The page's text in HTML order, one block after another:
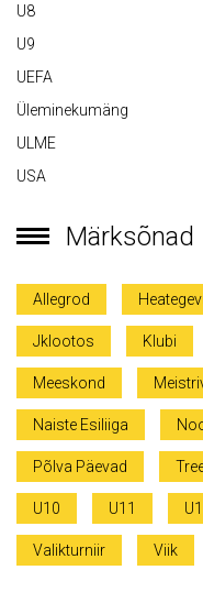
U8
U9
UEFA
Üleminekumäng
ULME
USA
Märksõnad
Allegrod
Jklootos Klubi
Meeskond
Naiste Esiliiga
Põlva Päevad
U10 U11
Valikturniir Viik